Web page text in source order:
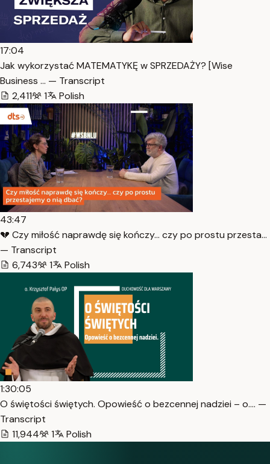
17:04
Jak wykorzystać MATEMATYKĘ w SPRZEDAŻY? [Wise
Business … — Transcript
2,411
1 Polish
43:47
💔 Czy miłość naprawdę się kończy… czy po prostu przesta…
— Transcript
6,743
1 Polish
1:30:05
O świętości świętych. Opowieść o bezcennej nadziei – o.… —
Transcript
11,944
1 Polish